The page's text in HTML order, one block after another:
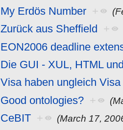
My Erdös Number +
Zurück aus Sheffield
+
EON2006 deadline
Die GUI - XUL, HTML
Visa haben ungleich
Good ontologies? +
CeBIT + (March 17,